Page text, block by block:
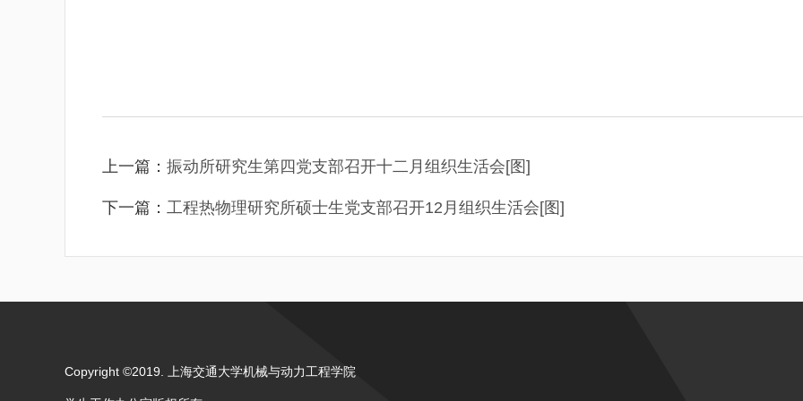
上一篇： 振动所研究生第四党支部召开十二月组织生活会[图]
下一篇： 工程热物理研究所硕士生党支部召开12月组织生活会[图]
Copyright ©2019. 上海交通大学机械与动力工程学院